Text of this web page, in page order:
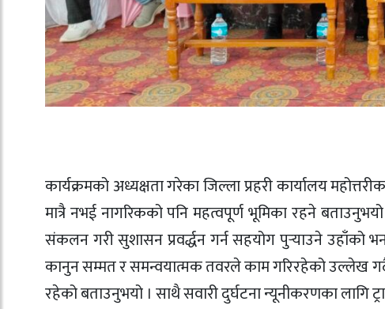
कार्यक्रमको अध्यक्षता गरेका जिल्ला प्रहरी कार्यालय
मात्रै नभई नागरिकको पनि महत्वपूर्ण भूमिका रहने
संकलन गरी सुशासन प्रवर्द्धन गर्न सहयोग पुर्‍याउने उहाँको
कानुन सम्मत र समन्वयात्मक तवरले काम गरिरहेको उल्लेख
रहेको बताउनुभयो । साथै सवारी दुर्घटना न्यूनीकरणका लागि